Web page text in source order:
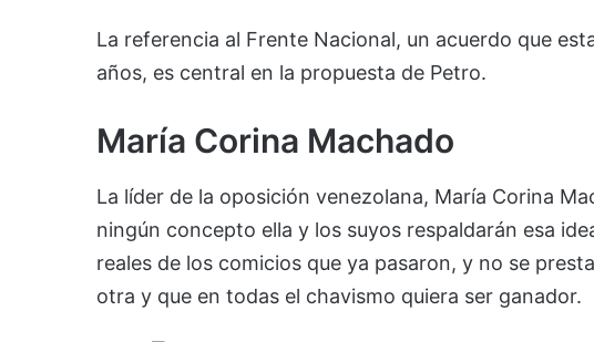
La referencia al Frente Nacional, un acuerdo que
años, es central en la propuesta de Petro.
María Corina Machado
La líder de la oposición venezolana, María Corina
ningún concepto ella y los suyos respaldarán esa
reales de los comicios que ya pasaron, y no se
otra y que en todas el chavismo quiera ser ganador.